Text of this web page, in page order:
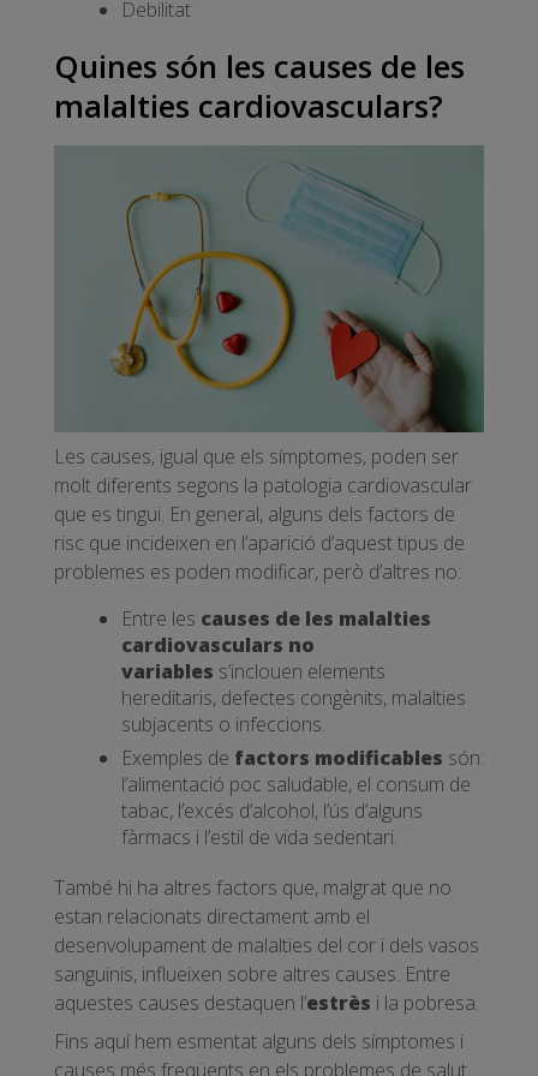
Debilitat
Quines són les causes de les
malalties cardiovasculars?
Les causes, igual que els símptomes, poden ser
molt diferents segons la patologia cardiovascular
que es tingui. En general, alguns dels factors de
risc que incideixen en l’aparició d’aquest tipus de
problemes es poden modificar, però d’altres no:
Entre les causes de les malalties
cardiovasculars no
variables s’inclouen elements
hereditaris, defectes congènits, malalties
subjacents o infeccions.
Exemples de factors modificables són:
l’alimentació poc saludable, el consum de
tabac, l’excés d’alcohol, l’ús d’alguns
fàrmacs i l’estil de vida sedentari.
També hi ha altres factors que, malgrat que no
estan relacionats directament amb el
desenvolupament de malalties del cor i dels vasos
sanguinis, influeixen sobre altres causes. Entre
aquestes causes destaquen l’estrès i la pobresa.
Fins aquí hem esmentat alguns dels símptomes i
causes més freqüents en els problemes de salut